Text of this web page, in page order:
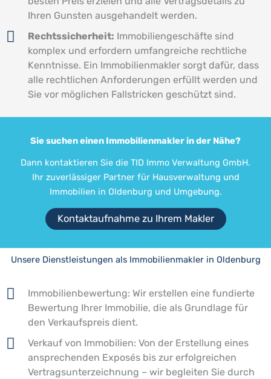
Ihren Gunsten ausgehandelt werden.
Rechtssicherheit: Immobiliengeschäfte sind
komplex und erfordern umfangreiche rechtliche
Kenntnisse. Ein Immobilienmakler sorgt dafür, dass
alle rechtlichen Anforderungen erfüllt werden und
Sie vor möglichen Fallstricken geschützt sind.
Sie suchen einen Immobilienmakler in der Nähe?
Dann kontaktieren Sie die TID Immo Verwaltung GmbH.
Ihr zuverlässiger Partner für Hausverwaltung und
Immobilien in Oldenburg und Umgebung.
Kontaktaufnahme zu Ihrem Makler
Unsere Dienstleistungen als Immobilienmakler in Oldenburg
Immobilienbewertung: Wir erstellen eine fundierte
Bewertung Ihrer Immobilie, die als Grundlage für
den Verkaufspreis dient.
Verkauf von Immobilien: Von der Erstellung eines
ansprechenden Exposés bis zur erfolgreichen
Vertragsunterzeichnung – wir begleiten Sie durch